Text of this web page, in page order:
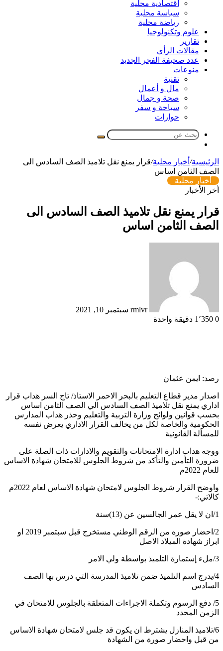
اقتصادية محلية
سياسة محلية
رياضة محلية
علوم وتكنولوجيا
تقارير
مقالات الرأي
عدد صحيفة الفجر الجديد
منوعات
تقنية
مال و أعمال
صحة و جمال
سياحة و سفر
حوارات
بحث
الرئيسية/ أخبار محلية/قرار يمنع نقل تلاميذ الصف السادس الى
الصف الثامن اساس
أخبار محلية
أخر الأخبار
قرار يمنع نقل تلاميذ الصف السادس الى
الصف الثامن اساس
rmlvr سبتمبر 10, 2021
0
دقيقة واحدة
رصد: ايمن عثمان
اصدار مدير قطاع التعليم بالبحر الاحمر الاستاذ/ تاج السر هداب قرار
اداري يمنع نقل تلاميذ الصف السادس الي الصف الثامن اساس
بحسب قوانين ولوائح وزارة التربية والتعليم وحذر هداب المدارس
الحكومية والخاصة لكل من يخالف القرار الاداري يعرض نفسه
للمسألة القانونية
ووجه هداب ادارة الامتحانات والتقويم والادارات ذات الصلة على
ضرورة التأمين والتأكد من شروط الجلوس للامتحان شهادة الاساس
للعام 2022م
واوضح القرار شروط الجلوس لامتحان شهادة الاساس لعام 2022م
كالاتي:-
1/ان لا يقل عمر الجالسين عن (13)سنة
2/احضار صوره من الرقم الوطني مستخرج قبل سبتمبر 2019 او
ابراز شهادة الميلاد الاصل
3/ملء إستمارة التلميذ بواسطة ولي الامر
4/يدرج اسم التلميذ ضمن تلاميذ المدرسة التي درس بها الصف
السادس
5/ دفع الرسوم وتكملة الاجراءات المتعلقة بالجلوس للامتحان في
الزمن المحدد
6/تلاميذ المنازل يشترط ان يكون قد جلس لامتحان شهادة الاساس
من قبل واحضار صورة من الشهادة